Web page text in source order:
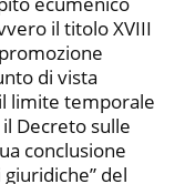
il titolo XVIII
di vista
limite temporale
il Decreto sulle
conclusione
del